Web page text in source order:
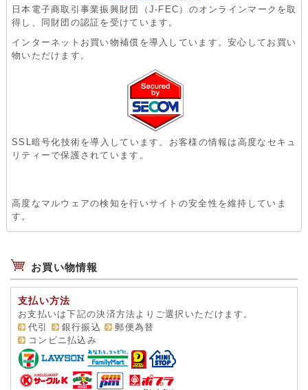
日本電子商取引事業振興財団（J-FEC）のオンラインマークを取
得し、同財団の認証を受けています。
インターネットお買い物補償を導入しています。安心してお買い
物いただけます。
SSL暗号化技術を導入しています。お客様の情報は高度なセキュ
リティーで保護されています。
高度なマルウェアの検知を行いサイトの安全性を維持していま
す。
お買い物情報
支払い方法
お支払いは下記の決済方法よりご選択いただけます。
代引
銀行振込
郵便為替
コンビニ払込み